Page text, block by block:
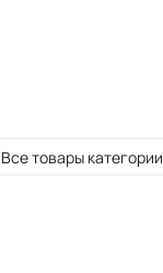
Все товары категории